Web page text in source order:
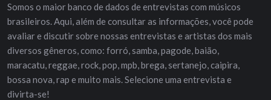
Somos o maior banco de dados de entrevistas com músicos
brasileiros. Aqui, além de consultar as informações, você pode
avaliar e discutir sobre nossas entrevistas e artistas dos mais
diversos gêneros, como: forró, samba, pagode, baião,
maracatu, reggae, rock, pop, mpb, brega, sertanejo, caipira,
bossa nova, rap e muito mais. Selecione uma entrevista e
divirta-se!